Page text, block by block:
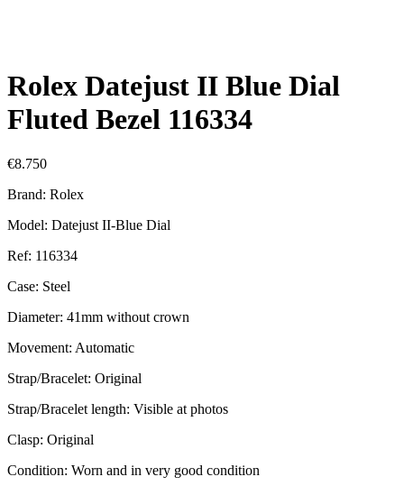
Rolex Datejust II Blue Dial
Fluted Bezel 116334
€8.750
Brand: Rolex
Model: Datejust II-Blue Dial
Ref: 116334
Case: Steel
Diameter: 41mm without crown
Movement: Automatic
Strap/Bracelet: Original
Strap/Bracelet length: Visible at photos
Clasp: Original
Condition: Worn and in very good condition